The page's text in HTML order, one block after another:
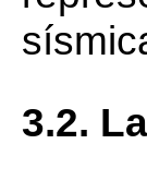
3.2.